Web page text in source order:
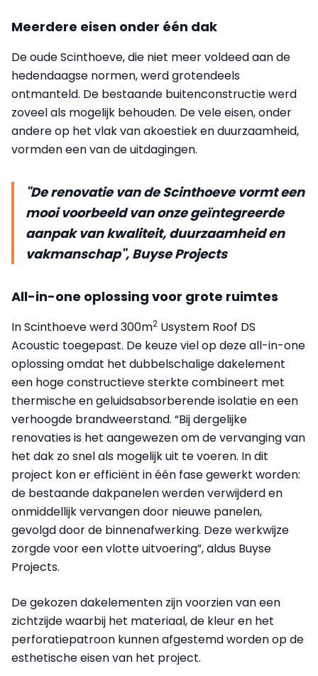
Meerdere eisen onder één dak
De oude Scinthoeve, die niet meer voldeed aan de
hedendaagse normen, werd grotendeels
ontmanteld. De bestaande buitenconstructie werd
zoveel als mogelijk behouden. De vele eisen, onder
andere op het vlak van akoestiek en duurzaamheid,
vormden een van de uitdagingen.
"De renovatie van de Scinthoeve vormt een
mooi voorbeeld van onze geïntegreerde
aanpak van kwaliteit, duurzaamheid en
vakmanschap", Buyse Projects
All-in-one oplossing voor grote ruimtes
In Scinthoeve werd 300m2 Usystem Roof DS
Acoustic toegepast. De keuze viel op deze all-in-one
oplossing omdat het dubbelschalige dakelement
een hoge constructieve sterkte combineert met
thermische en geluidsabsorberende isolatie en een
verhoogde brandweerstand. “Bij dergelijke
renovaties is het aangewezen om de vervanging van
het dak zo snel als mogelijk uit te voeren. In dit
project kon er efficiënt in één fase gewerkt worden:
de bestaande dakpanelen werden verwijderd en
onmiddellijk vervangen door nieuwe panelen,
gevolgd door de binnenafwerking. Deze werkwijze
zorgde voor een vlotte uitvoering”, aldus Buyse
Projects.
De gekozen dakelementen zijn voorzien van een
zichtzijde waarbij het materiaal, de kleur en het
perforatiepatroon kunnen afgestemd worden op de
esthetische eisen van het project.